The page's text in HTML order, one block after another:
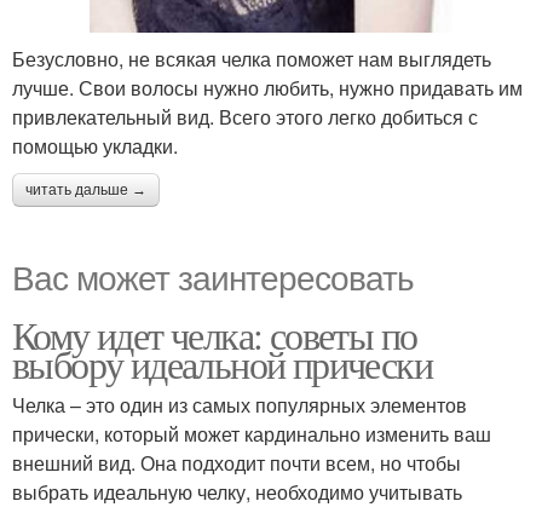
Безусловно, не всякая челка поможет нам выглядеть
лучше. Свои волосы нужно любить, нужно придавать им
привлекательный вид. Всего этого легко добиться с
помощью укладки.
читать дальше →
Вас может заинтересовать
Кому идет челка: советы по
выбору идеальной прически
Челка – это один из самых популярных элементов
прически, который может кардинально изменить ваш
внешний вид. Она подходит почти всем, но чтобы
выбрать идеальную челку, необходимо учитывать